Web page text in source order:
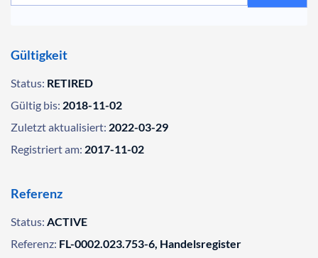
Gültigkeit
Status: RETIRED
Gültig bis: 2018-11-02
Zuletzt aktualisiert: 2022-03-29
Registriert am: 2017-11-02
Referenz
Status: ACTIVE
Referenz: FL-0002.023.753-6, Handelsregister